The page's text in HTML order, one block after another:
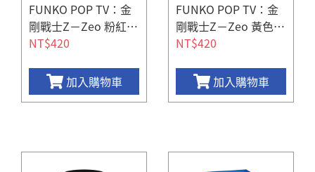
FUNKO POP TV：金
剛戰士Z－Zeo 粉紅戰
士
NT$420
加入購物車
FUNKO POP TV：金
剛戰士Z－Zeo 黃色戰
士
NT$420
加入購物車